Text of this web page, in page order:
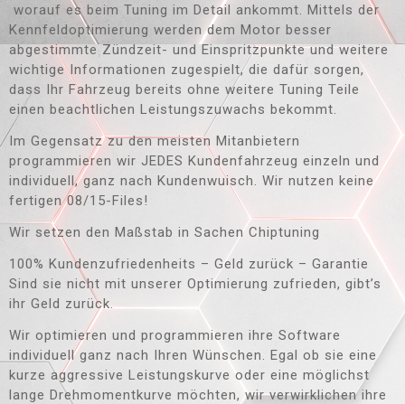
worauf es beim Tuning im Detail ankommt. Mittels der
Kennfeldoptimierung werden dem Motor besser
abgestimmte Zündzeit- und Einspritzpunkte und weitere
wichtige Informationen zugespielt, die dafür sorgen,
dass Ihr Fahrzeug bereits ohne weitere Tuning Teile
einen beachtlichen Leistungszuwachs bekommt.
Im Gegensatz zu den meisten Mitanbietern
programmieren wir JEDES Kundenfahrzeug einzeln und
individuell, ganz nach Kundenwuisch. Wir nutzen keine
fertigen 08/15-Files!
Wir setzen den Maßstab in Sachen Chiptuning
100% Kundenzufriedenheits – Geld zurück – Garantie
Sind sie nicht mit unserer Optimierung zufrieden, gibt’s
ihr Geld zurück.
Wir optimieren und programmieren ihre Software
individuell ganz nach Ihren Wünschen. Egal ob sie eine
kurze aggressive Leistungskurve oder eine möglichst
lange Drehmomentkurve möchten, wir verwirklichen ihre